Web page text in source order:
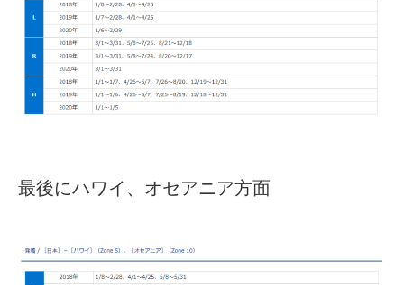
最後にハワイ、オセアニア方面